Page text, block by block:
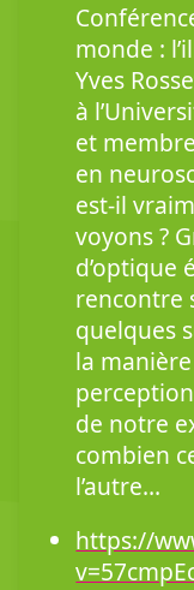
monde :
Yves
à
et
en
est-il
voyons ?
d’optique
rencontre
quelques
la
de notre
combien
l’autre…
https://